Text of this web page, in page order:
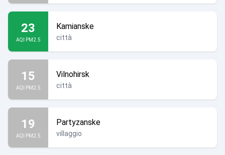
23
AQI PM2.5
Kamianske
città
15
AQI PM2.5
Vilnohirsk
città
19
AQI PM2.5
Partyzanske
villaggio